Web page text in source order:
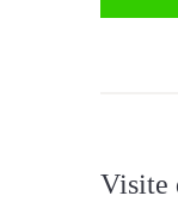
Visite